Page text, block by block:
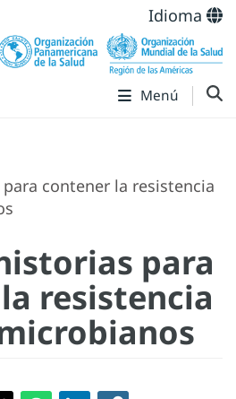
Idioma
Menú
contener la resistencia
para
resistencia